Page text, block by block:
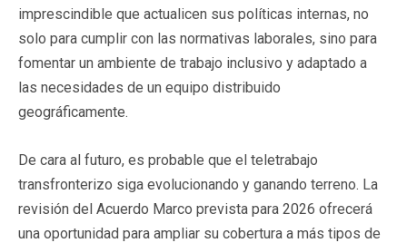
imprescindible que actualicen sus políticas internas, no
solo para cumplir con las normativas laborales, sino para
fomentar un ambiente de trabajo inclusivo y adaptado a
las necesidades de un equipo distribuido
geográficamente.
De cara al futuro, es probable que el teletrabajo
transfronterizo siga evolucionando y ganando terreno. La
revisión del Acuerdo Marco prevista para 2026 ofrecerá
una oportunidad para ampliar su cobertura a más tipos de